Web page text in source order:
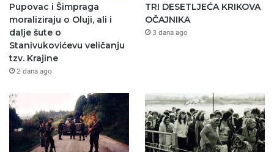
Pupovac i Šimpraga
moraliziraju o Oluji, ali i
dalje šute o
Stanivukovićevu veličanju
tzv. Krajine
2 dana ago
TRI DESETLJEĆA KRIKOVA
OČAJNIKA
3 dana ago